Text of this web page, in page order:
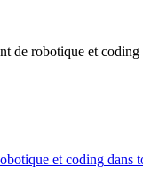
de robotique et coding
et coding dans